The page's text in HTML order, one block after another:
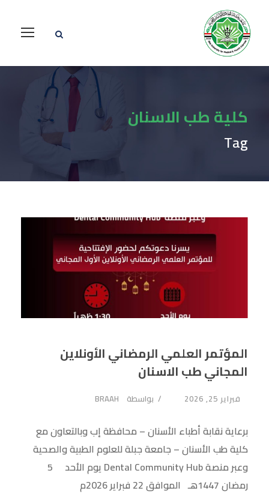
كلية طب الاسنان
Tag
المؤتمر العلمي الرمضاني الأونلاين
المجاني طب الاسنان
فبراير 25, 2026 بواسطة BRAAH
برعاية نقابة أطباء الأسنان – محافظة إب وبالتعاون مع
كلية طب الأسنان – جامعة جبلة للعلوم الطبية والصحية
وعبر منصة Dental Community Hub يوم الأحد 5
رمضان 1447هـ الموافق 22 فبراير 2026م